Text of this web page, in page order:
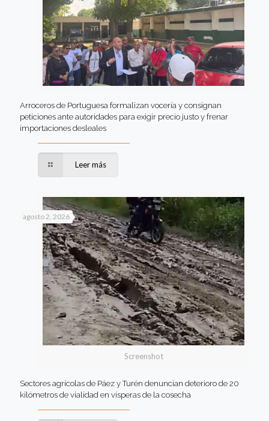
Arroceros de Portuguesa formalizan vocería y consignan
peticiones ante autoridades para exigir precio justo y frenar
importaciones desleales
Leer más
Screenshot
agosto 2, 2026
Sectores agrícolas de Páez y Turén denuncian deterioro de 20
kilómetros de vialidad en vísperas de la cosecha